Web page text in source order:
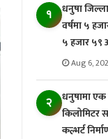
१
धनुषा
वर्षमा ५
५ हजार ५९
Aug 6,
२
धनुषामा एक
किलोमिटर
कल्भर्ट